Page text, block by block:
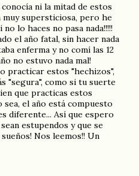
ni la mitad de estos
muy supersticiosa, pero he
lo haces no pasa nada!!!!!
el año fatal, sin hacer nada
enferma y no comí las 12
no estuvo nada mal!
practicar estos "hechizos",
"segura", como si tu suerte
que practicas estos
sea, el año está compuesto
diferente... Así que espero
estupendos y que se
Nos leemos!! Un